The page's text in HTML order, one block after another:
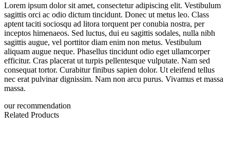
Lorem ipsum dolor sit amet, consectetur adipiscing elit. Vestibulum
sagittis orci ac odio dictum tincidunt. Donec ut metus leo. Class
aptent taciti sociosqu ad litora torquent per conubia nostra, per
inceptos himenaeos. Sed luctus, dui eu sagittis sodales, nulla nibh
sagittis augue, vel porttitor diam enim non metus. Vestibulum
aliquam augue neque. Phasellus tincidunt odio eget ullamcorper
efficitur. Cras placerat ut turpis pellentesque vulputate. Nam sed
consequat tortor. Curabitur finibus sapien dolor. Ut eleifend tellus
nec erat pulvinar dignissim. Nam non arcu purus. Vivamus et massa
massa.
our recommendation
Related Products